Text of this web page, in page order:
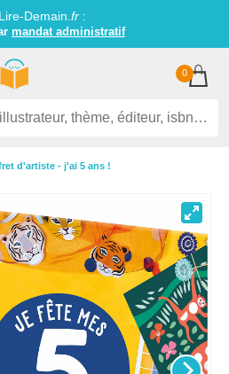
Demain. fr:
mandat administratif
0
d'artiste - j'ai 5 ans !